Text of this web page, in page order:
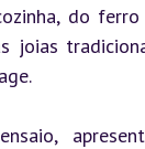
do
joias